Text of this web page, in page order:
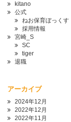
kitano
公式
ねお保育ぼっくす
採用情報
宮崎_S
SC
tiger
退職
アーカイブ
2024年12月
2022年12月
2022年11月